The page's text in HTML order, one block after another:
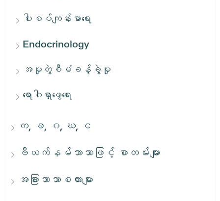
ပါးစပ်ကျန်းမာရေး
Endocrinology
အမှုတွဲစီမံခန့်ခွဲမှု
ရောဂါရှာဖွေရေး
က, ခ, ဂ, ဃ, င
ဗီယက်နမ်ဘာသာဖြင့် စာတမ်းများ
အခြားဘာသာစကားများ